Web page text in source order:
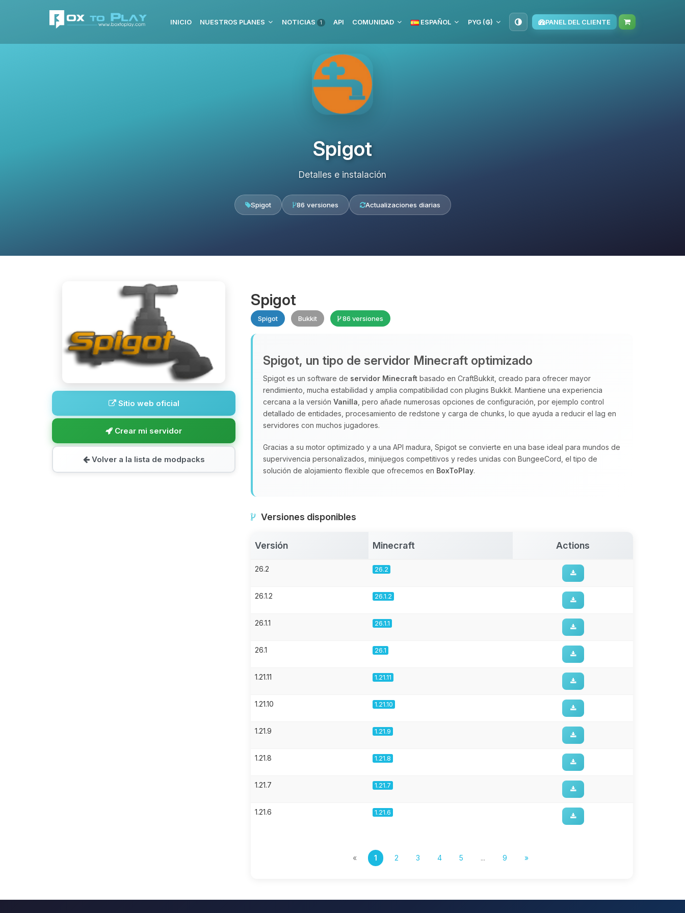
INICIO NUESTROS PLANES NOTICIAS 1 API COMUNIDAD ESPAÑOL PYG (₲) PANEL DEL CLIENTE
Spigot
Detalles e instalación
Spigot 86 versiones Actualizaciones diarias
Sitio web oficial
Crear mi servidor
Volver a la lista de modpacks
Spigot
Spigot Bukkit 86 versiones
Spigot, un tipo de servidor Minecraft optimizado
Spigot es un software de servidor Minecraft basado en CraftBukkit, creado para ofrecer mayor
rendimiento, mucha estabilidad y amplia compatibilidad con plugins Bukkit. Mantiene una experiencia
cercana a la versión Vanilla , pero añade numerosas opciones de configuración, por ejemplo control
detallado de entidades, procesamiento de redstone y carga de chunks, lo que ayuda a reducir el lag en
servidores con muchos jugadores.
Gracias a su motor optimizado y a una API madura, Spigot se convierte en una base ideal para mundos de
supervivencia personalizados, minijuegos competitivos y redes unidas con BungeeCord, el tipo de
solución de alojamiento flexible que ofrecemos en BoxToPlay.
Versiones disponibles
Versión Minecraft Actions
26.2 26.2
26.1.2 26.1.2
26.1.1 26.1.1
26.1 26.1
1.21.11 1.21.11
1.21.10 1.21.10
1.21.9 1.21.9
1.21.8 1.21.8
1.21.7 1.21.7
1.21.6 1.21.6
« 1 2 3 4 5 ... 9 »